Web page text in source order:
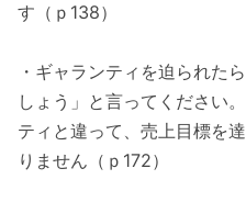
す（ｐ138）
・ギャランティを迫られた
しょう」と言ってください
ティと違って、売上目標を
りません（ｐ172）